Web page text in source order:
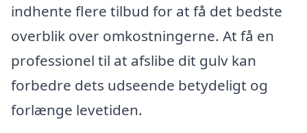
indhente flere tilbud for at få det bedste
overblik over omkostningerne. At få en
professionel til at afslibe dit gulv kan
forbedre dets udseende betydeligt og
forlænge levetiden.